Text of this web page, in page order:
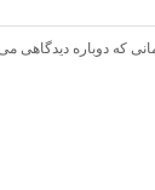
که دوباره دیدگاهی